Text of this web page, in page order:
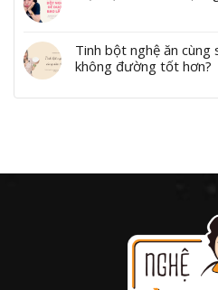
Tinh bột nghệ ăn
không đường tốt hơn?